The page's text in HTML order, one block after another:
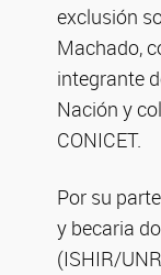
exclusión
Machado,
integrante
Nación y
CONICET.
Por su
y becaria
(ISHIR/